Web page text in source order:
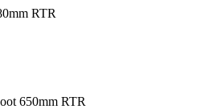
RTR
650mm RTR